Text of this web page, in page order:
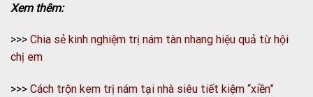
Xem thêm:
>>> Chia sẻ kinh nghiệm trị nám tàn nhang hiệu quả từ hội
chị em
>>> Cách trộn kem trị nám tại nhà siêu tiết kiệm “xiền”